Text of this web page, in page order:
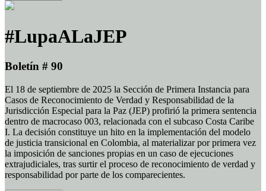
#LupaALaJEP
Boletín # 90
El 18 de septiembre de 2025 la Sección de Primera Instancia para
Casos de Reconocimiento de Verdad y Responsabilidad de la
Jurisdicción Especial para la Paz (JEP) profirió la primera sentencia
dentro de macrocaso 003, relacionada con el subcaso Costa Caribe
I. La decisión constituye un hito en la implementación del modelo
de justicia transicional en Colombia, al materializar por primera vez
la imposición de sanciones propias en un caso de ejecuciones
extrajudiciales, tras surtir el proceso de reconocimiento de verdad y
responsabilidad por parte de los comparecientes.